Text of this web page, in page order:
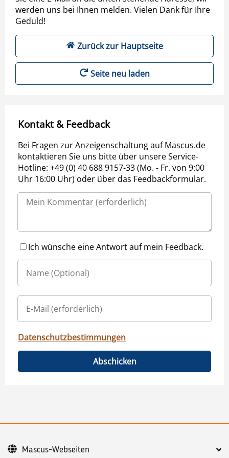
werden uns bei Ihnen melden. Vielen Dank für Ihre
Geduld!
Zurück zur Hauptseite
Seite neu laden
Kontakt & Feedback
Bei Fragen zur Anzeigenschaltung auf Mascus.de
kontaktieren Sie uns bitte über unsere Service-
Hotline: +49 (0) 40 688 9157-33 (Mo. - Fr. von 9:00
Uhr 16:00 Uhr) oder über das Feedbackformular.
Ich wünsche eine Antwort auf mein Feedback.
Datenschutzbestimmungen
Abschicken
Mascus-Webseiten